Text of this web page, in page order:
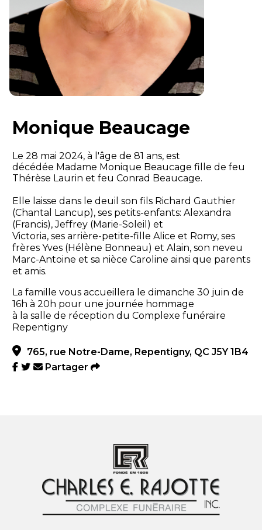
Monique Beaucage
Le 28 mai 2024, à l'âge de 81 ans, est
décédée Madame Monique Beaucage fille de feu
Thérèse Laurin et feu Conrad Beaucage.
Elle laisse dans le deuil son fils Richard Gauthier
(Chantal Lancup), ses petits-enfants: Alexandra
(Francis), Jeffrey (Marie-Soleil) et
Victoria, ses arrière-petite-fille Alice et Romy, ses
frères Yves (Hélène Bonneau) et Alain, son neveu
Marc-Antoine et sa nièce Caroline ainsi que parents
et amis.
La famille vous accueillera le dimanche 30 juin de
16h à 20h pour une journée hommage
à la salle de réception du Complexe funéraire
Repentigny
765, rue Notre-Dame, Repentigny, QC J5Y 1B4
Partager